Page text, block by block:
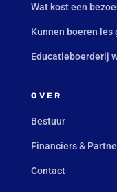
Wat kost een
Kunnen boeren les
Educatieboerderij
OVER
Bestuur
Financiers &
Contact